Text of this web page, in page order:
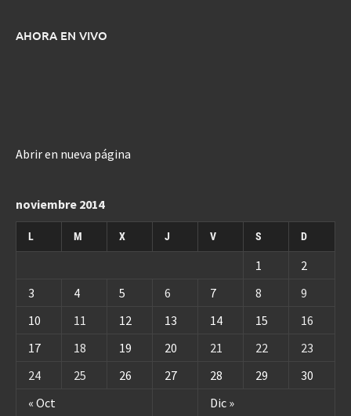
AHORA EN VIVO
Abrir en nueva página
noviembre 2014
L M X J V S D
« Oct Dic »
1
2
3
4 5 6 7 8
9
10
11 12 13 14 15
16
17
18 19 20 21 22
23
24
25 26 27 28 29 30